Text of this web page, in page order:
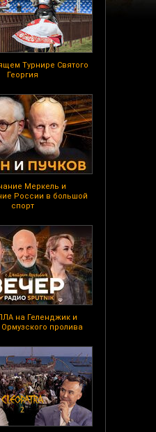
Турнире Святого
Георгия
Меркель и
России в большой
спорт
на Геленджик и
Ормузского пролива